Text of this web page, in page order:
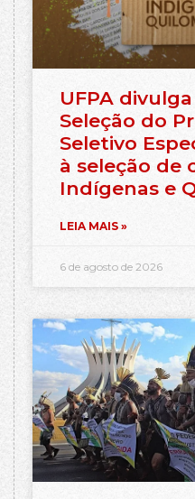
UFPA
Seleção do
Seletivo
à seleção de
Indígenas e
LEIA MAIS »
6 de agosto de 2026